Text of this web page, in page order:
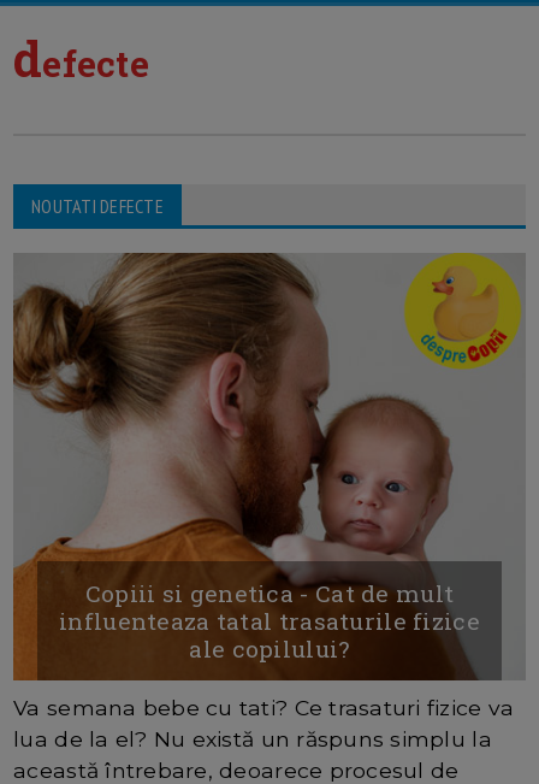
defecte
NOUTATI DEFECTE
Copiii si genetica - Cat de mult
influenteaza tatal trasaturile fizice
ale copilului?
Va semana bebe cu tati? Ce trasaturi fizice va
lua de la el? Nu există un răspuns simplu la
această întrebare, deoarece procesul de